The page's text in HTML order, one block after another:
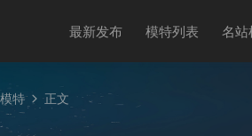
最新发布 模特列表 名站
模特 正文